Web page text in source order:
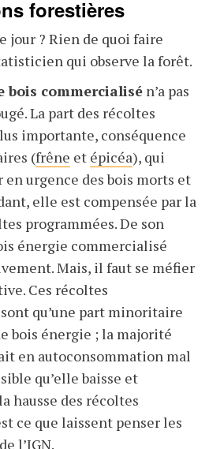
forestières
jour ? Rien de quoi faire
qui observe la forêt.
bois commercialisé n’a pas
La part des récoltes
importante, conséquence
(frêne et épicéa), qui
urgence des bois morts et
elle est compensée par la
programmées. De son
énergie commercialisé
Mais, il faut se méfier
Ces récoltes
qu’une part minoritaire
bois énergie ; la majorité
en autoconsommation mal
qu’elle baisse et
hausse des récoltes
ce que laissent penser les
l’IGN.